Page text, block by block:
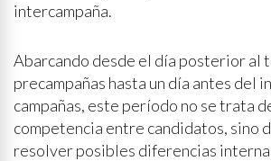
intercampaña.
Abarcando desde el día posterior al
precampañas hasta un día antes del
campañas, este período no se trata
competencia entre candidatos, sino
resolver posibles diferencias